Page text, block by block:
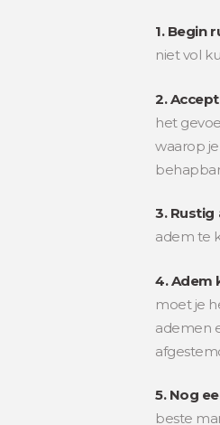
1. Begin
niet vol
2.
het
waarop
3. Rustig
adem te
4. Adem
moet je
ademen
5. Nog
beste